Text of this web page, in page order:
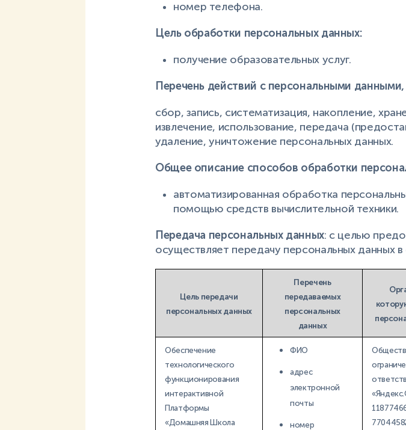
номер телефона.
Цель обработки персональных данных:
получение образовательных услуг.
Перечень действий с персональными
сбор, запись, систематизация, накопление,
извлечение, использование, передача
удаление, уничтожение персональных данных.
Общее описание способов обработки
автоматизированная обработка
помощью средств вычислительной техники.
Передача персональных данных: с целью
осуществляет передачу персональных данных
Цель передачи
персональных данных
Перечень
передаваемых
персональных
данных
Обеспечение
технологического
функционирования
интерактивной
Платформы
«Домашняя Школа
ФИО
адрес
электронной
почты
номер